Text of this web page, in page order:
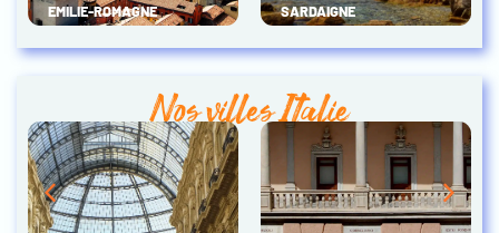
EMILIE-ROMAGNE SARDAIGNE
Nos villes Italie